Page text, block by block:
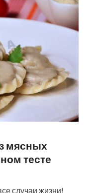
мясных
тесте
случаи жизни!